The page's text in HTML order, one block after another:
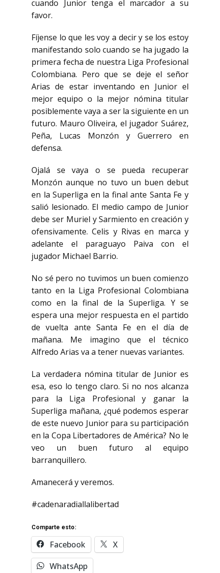
cuando Junior tenga el marcador a su
favor.
Fíjense lo que les voy a decir y se los estoy
manifestando solo cuando se ha jugado la
primera fecha de nuestra Liga Profesional
Colombiana. Pero que se deje el señor
Arias de estar inventando en Junior el
mejor equipo o la mejor nómina titular
posiblemente vaya a ser la siguiente en un
futuro. Mauro Oliveira, el jugador Suárez,
Peña, Lucas Monzón y Guerrero en
defensa.
Ojalá se vaya o se pueda recuperar
Monzón aunque no tuvo un buen debut
en la Superliga en la final ante Santa Fe y
salió lesionado. El medio campo de Junior
debe ser Muriel y Sarmiento en creación y
ofensivamente. Celis y Rivas en marca y
adelante el paraguayo Paiva con el
jugador Michael Barrio.
No sé pero no tuvimos un buen comienzo
tanto en la Liga Profesional Colombiana
como en la final de la Superliga. Y se
espera una mejor respuesta en el partido
de vuelta ante Santa Fe en el día de
mañana.
Me imagino que el técnico
Alfredo Arias va a tener nuevas variantes.
La verdadera nómina titular de Junior es
esa, eso lo tengo claro. Si no nos alcanza
para la Liga Profesional y ganar la
Superliga mañana, ¿qué podemos esperar
de este nuevo Junior para su participación
en la Copa Libertadores de América? No le
veo un buen futuro al equipo
barranquillero.
Amanecerá y veremos.
#cadenaradiallalibertad
Comparte esto:
Facebook
X
WhatsApp